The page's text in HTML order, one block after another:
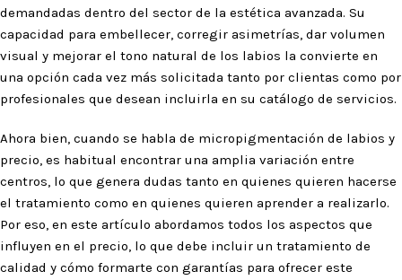
demandadas dentro del sector de la estética avanzada. Su
capacidad para embellecer, corregir asimetrías, dar volumen
visual y mejorar el tono natural de los labios la convierte en
una opción cada vez más solicitada tanto por clientas como por
profesionales que desean incluirla en su catálogo de servicios.
Ahora bien, cuando se habla de micropigmentación de labios y
precio, es habitual encontrar una amplia variación entre
centros, lo que genera dudas tanto en quienes quieren hacerse
el tratamiento como en quienes quieren aprender a realizarlo.
Por eso, en este artículo abordamos todos los aspectos que
influyen en el precio, lo que debe incluir un tratamiento de
calidad y cómo formarte con garantías para ofrecer este